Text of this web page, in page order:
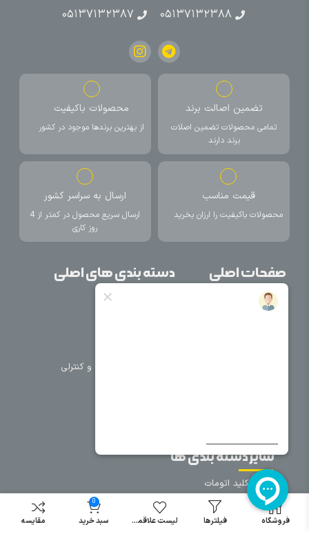
۰۵۱۳۷۱۳۲۳۸۸
۰۵۱۳۷۱۳۲۳۸۷
تضمین اصالت برند
تمامی محصولات تضمین اصلات
برند دارند
محصولات باکیفیت
از بهترین برندها موجود در کشور
قیمت مناسب
محصولات باکیفیت را ارزان بخرید
ارسال به سراسر کشور
ارسال سریع محصول در کمتر از 4
روز کاری
صفحات اصلی
خانه
دسته بندی های اصلی
تجهیزات حفاظتی و کنترلی
سایر دسته بندی ها
خرید کلید اتومات
خرید کنتاکتور
خرید فیوز
فروشگاه فیلترها لیست علاقمندی
0
سبد خرید مقایسه